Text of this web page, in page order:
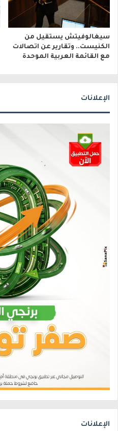
سيغالوفيتش يستقيل من
الكنيست.. وتقارير عن اتصالات
مع القائمة العربية الموحدة
الإعلانات
الإعلانات